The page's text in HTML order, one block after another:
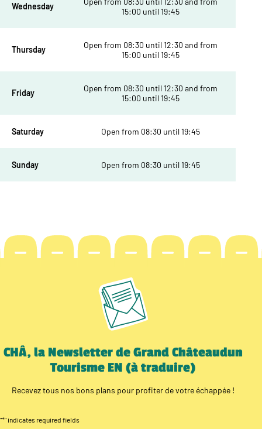
Wednesday
15:00 until 19:45
Thursday
Open from 08:30 until 12:30 and from
15:00 until 19:45
Friday
Open from 08:30 until 12:30 and from
15:00 until 19:45
Saturday Open from 08:30 until 19:45
Sunday Open from 08:30 until 19:45
CHÂ, la Newsletter de Grand Châteaudun
Tourisme EN (à traduire)
Recevez tous nos bons plans pour profiter de votre échappée !
"*" indicates required fields